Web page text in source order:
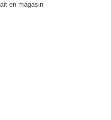
en magasin